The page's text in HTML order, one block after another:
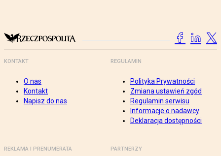
KONTAKT
O nas
Kontakt
Napisz do nas
REGULAMIN
Polityka Prywatności
Zmiana ustawień zgód
Regulamin serwisu
Informacje o nadawcy
Deklaracja dostępności
REKLAMA I PRENUMERATA PARTNERZY